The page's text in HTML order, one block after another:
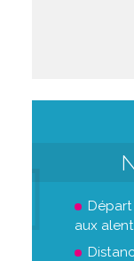
Départ
aux